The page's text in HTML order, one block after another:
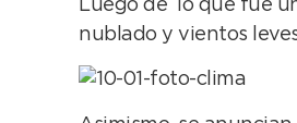
Luego de lo que fue
nublado y vientos